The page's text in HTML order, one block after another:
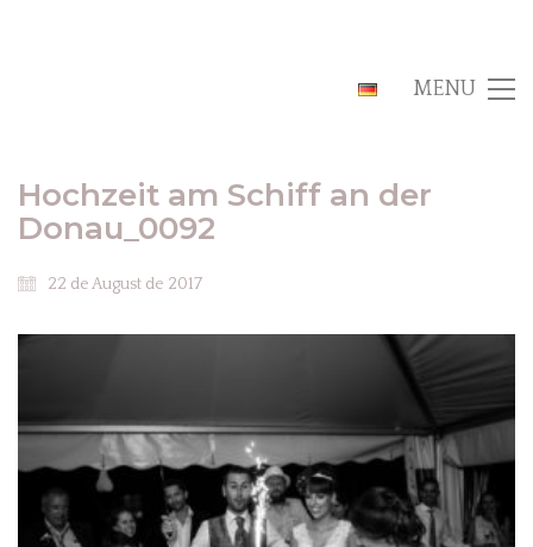
MENU
Hochzeit am Schiff an der
Donau_0092
22 de August de 2017